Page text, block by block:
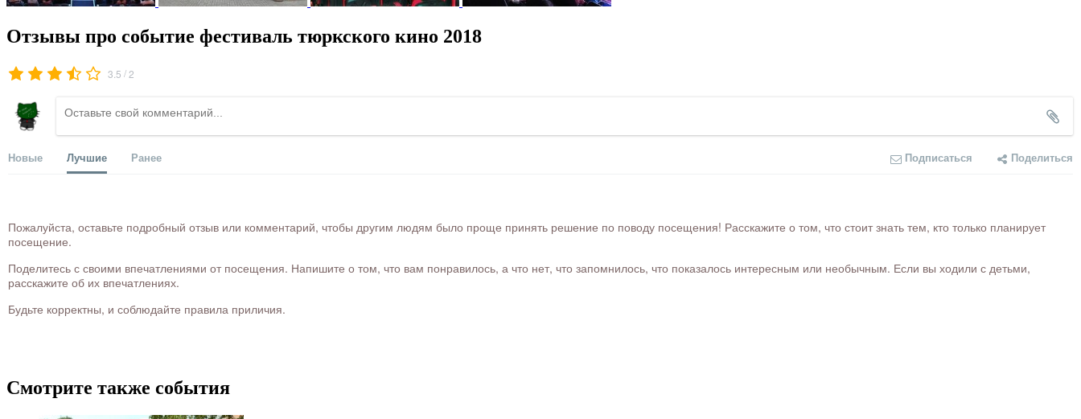
Отзывы про событие фестиваль тюркского кино 2018
3.5 /2
Новые Лучшие Ранее Подписаться Поделиться
Пожалуйста, оставьте подробный отзыв или комментарий, чтобы другим людям было проще принять решение по поводу посещения! Расскажите о том, что стоит знать тем, кто только планирует
посещение.
Поделитесь с своими впечатлениями от посещения. Напишите о том, что вам понравилось, а что нет, что запомнилось, что показалось интересным или необычным. Если вы ходили с детьми,
расскажите об их впечатлениях.
Будьте корректны, и соблюдайте правила приличия.
Смотрите также события